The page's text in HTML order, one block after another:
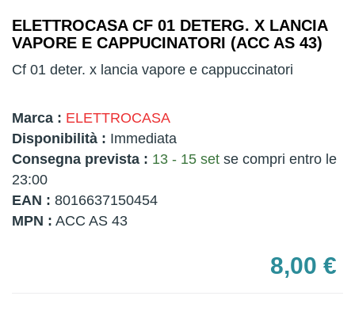
ELETTROCASA CF 01 DETERG. X LANCIA
VAPORE E CAPPUCINATORI (ACC AS 43)
Cf 01 deter. x lancia vapore e cappuccinatori
Marca : ELETTROCASA
Disponibilità : Immediata
Consegna prevista : 13 - 15 set se compri entro le
23:00
EAN : 8016637150454
MPN : ACC AS 43
8,00 €